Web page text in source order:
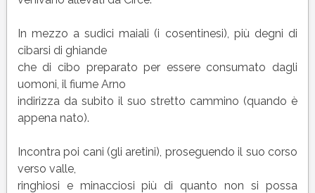
In mezzo a sudici maiali (i cosentinesi), più degni di
cibarsi di ghiande
che di cibo preparato per essere consumato dagli
uomoni, il fiume Arno
indirizza da subito il suo stretto cammino (quando è
appena nato).
Incontra poi cani (gli aretini), proseguendo il suo corso
verso valle,
ringhiosi e minacciosi più di quanto non si possa